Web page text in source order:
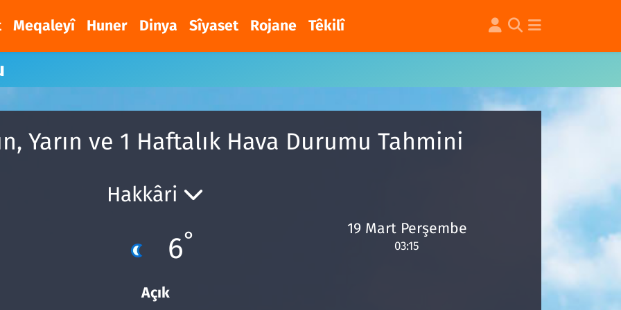
Meqaleyî Huner Dinya Sîyaset Rojane Têkilî
Yarın ve 1 Haftalık Hava Durumu Tahmini
Hakkâri
6°
Açık
19 Mart Perşembe
03:15